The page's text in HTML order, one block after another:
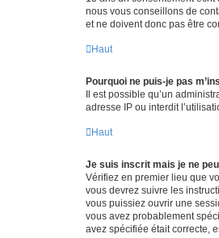
nous vous conseillons de
et ne doivent donc pas être
Haut
Pourquoi ne puis-je pas
Il est possible qu’un
adresse IP ou interdit
Haut
Je suis inscrit mais je ne
Vérifiez en premier lieu que
vous devrez suivre les
vous puissiez ouvrir une
vous avez probablement
avez spécifiée était correcte,